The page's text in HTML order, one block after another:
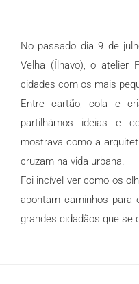
No passado dia 9 de
Velha (Ílhavo), o atelier
cidades com os mais
Entre cartão, cola e
partilhámos ideias e
mostrava como a
cruzam na vida urbana.
Foi incível ver como os
apontam caminhos para
grandes cidadãos que se